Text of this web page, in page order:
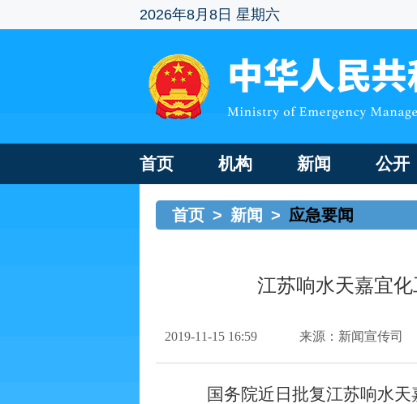
2026年8月8日 星期六
首页 机构 新闻 公开
首页 > 新闻 > 应急要闻
江苏响水天嘉宜化
2019-11-15 16:59 来源：新闻宣传司
国务院近日批复江苏响水